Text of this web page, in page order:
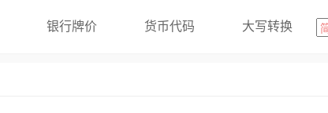
银行牌价 货币代码 大写转换